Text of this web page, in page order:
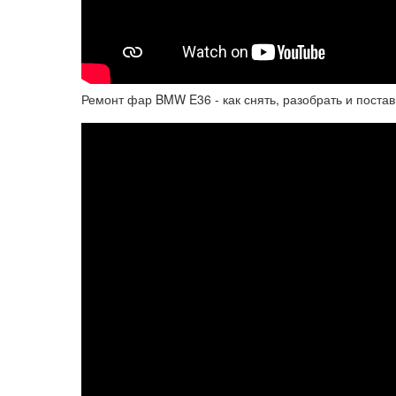
Ремонт фар BMW E36 - как снять, разобрать и